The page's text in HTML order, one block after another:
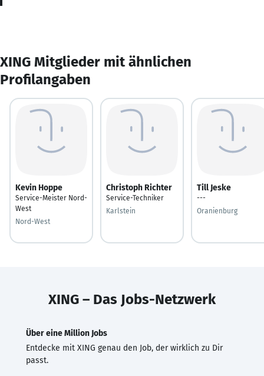
XING Mitglieder mit ähnlichen
Profilangaben
Kevin Hoppe
Service-Meister Nord-
West
Nord-West
Christoph Richter
Service-Techniker
Karlstein
Till Jeske
---
Oranienburg
XING – Das Jobs-Netzwerk
Über eine Million Jobs
Entdecke mit XING genau den Job, der wirklich zu Dir
passt.